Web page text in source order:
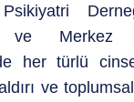
ve Merkez
her türlü
ve